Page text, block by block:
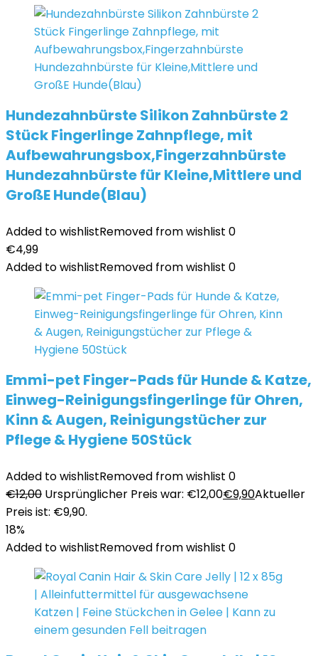
Hundezahnbürste Silikon Zahnbürste 2
Stück Fingerlinge Zahnpflege, mit
Aufbewahrungsbox,Fingerzahnbürste
Hundezahnbürste für Kleine,Mittlere und
GroßE Hunde(Blau)
Added to wishlistRemoved from wishlist 0
€4,99
Added to wishlistRemoved from wishlist 0
Emmi-pet Finger-Pads für Hunde & Katze,
Einweg-Reinigungsfingerlinge für Ohren,
Kinn & Augen, Reinigungstücher zur
Pflege & Hygiene 50Stück
Added to wishlistRemoved from wishlist 0
€12,00 Ursprünglicher Preis war: €12,00€9,90Aktueller
Preis ist: €9,90.
18%
Added to wishlistRemoved from wishlist 0